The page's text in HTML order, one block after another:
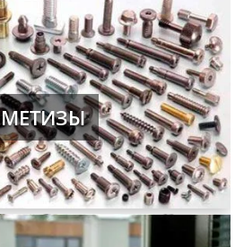
МЕТИЗЫ